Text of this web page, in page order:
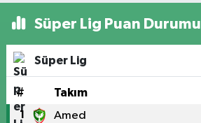
Süper Lig Puan Durumu
Süper Lig
# Takım
1 Amed